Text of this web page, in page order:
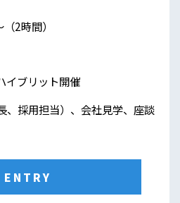
2時間）
イブリット開催
、採用担当）、会社見学、座談
ENTRY